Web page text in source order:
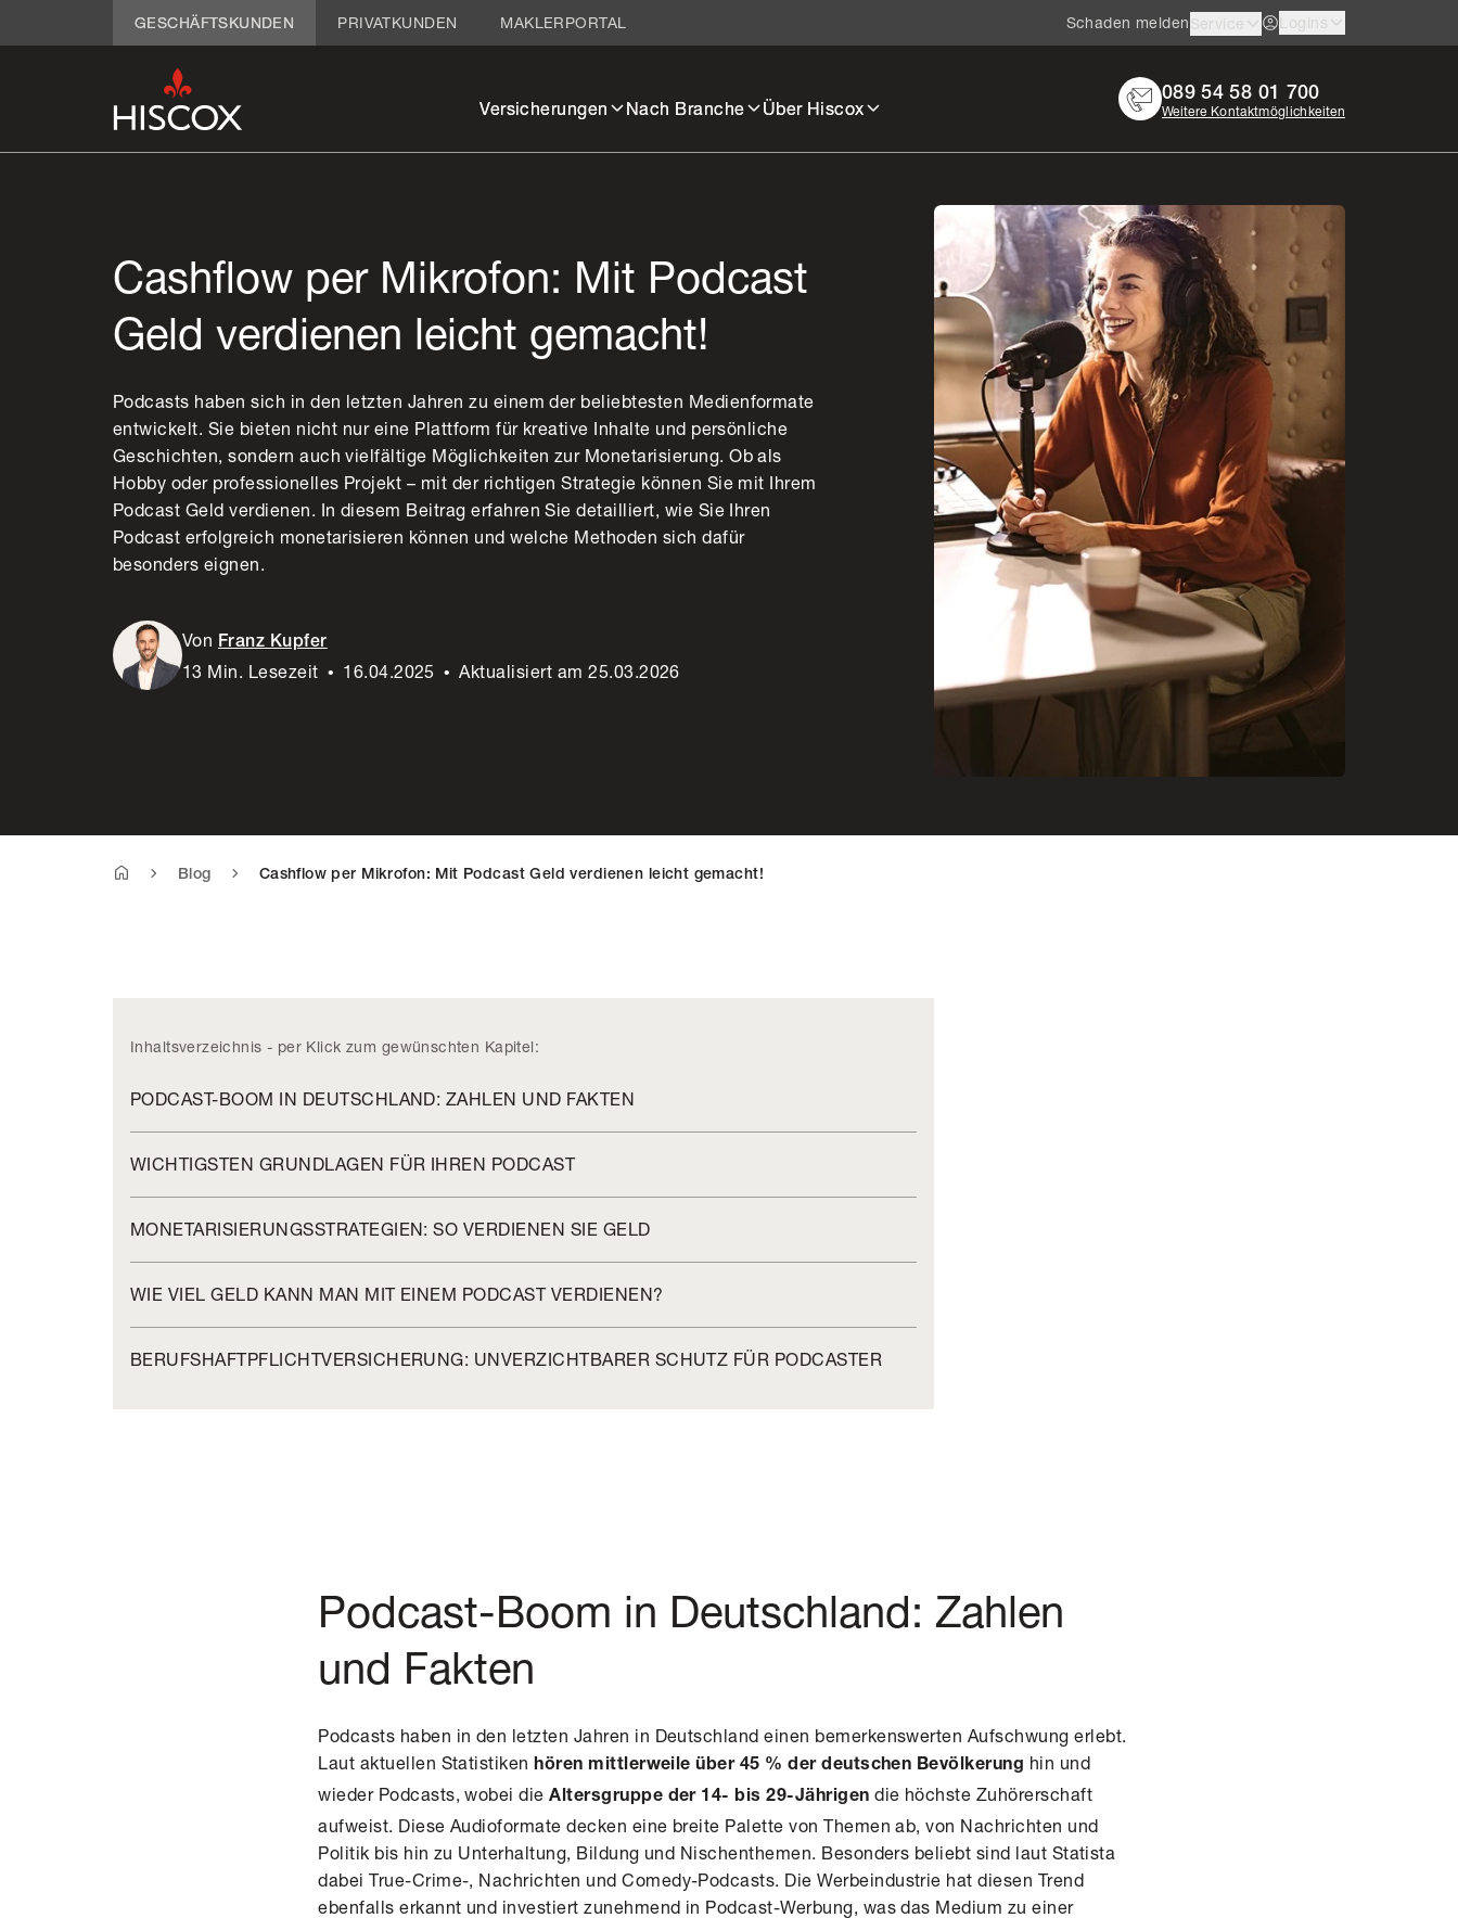
Versicherungen Nach Branche Über Hiscox
089 54 58 01 700
Weitere Kontaktmöglichkeiten
GESCHÄFTSKUNDEN PRIVATKUNDEN MAKLERPORTAL Schaden meldenService Logins
Cashflow per Mikrofon: Mit Podcast
Geld verdienen leicht gemacht!
Podcasts haben sich in den letzten Jahren zu einem der beliebtesten Medienformate
entwickelt. Sie bieten nicht nur eine Plattform für kreative Inhalte und persönliche
Geschichten, sondern auch vielfältige Möglichkeiten zur Monetarisierung. Ob als
Hobby oder professionelles Projekt – mit der richtigen Strategie können Sie mit Ihrem
Podcast Geld verdienen. In diesem Beitrag erfahren Sie detailliert, wie Sie Ihren
Podcast erfolgreich monetarisieren können und welche Methoden sich dafür
besonders eignen.
Von Franz Kupfer
13 Min. Lesezeit • 16.04.2025 • Aktualisiert am 25.03.2026
Blog Cashflow per Mikrofon: Mit Podcast Geld verdienen leicht gemacht!
Inhaltsverzeichnis - per Klick zum gewünschten Kapitel:
PODCAST-BOOM IN DEUTSCHLAND: ZAHLEN UND FAKTEN
WICHTIGSTEN GRUNDLAGEN FÜR IHREN PODCAST
MONETARISIERUNGSSTRATEGIEN: SO VERDIENEN SIE GELD
WIE VIEL GELD KANN MAN MIT EINEM PODCAST VERDIENEN?
BERUFSHAFTPFLICHTVERSICHERUNG: UNVERZICHTBARER SCHUTZ FÜR PODCASTER
Podcast-Boom in Deutschland: Zahlen
und Fakten
Podcasts haben in den letzten Jahren in Deutschland einen bemerkenswerten Aufschwung erlebt.
Laut aktuellen Statistiken hören mittlerweile über 45 % der deutschen Bevölkerung hin und
wieder Podcasts, wobei dieAltersgruppe der 14- bis 29-Jährigen die höchste Zuhörerschaft
aufweist. Diese Audioformate decken eine breite Palette von Themen ab, von Nachrichten und
Politik bis hin zu Unterhaltung, Bildung und Nischenthemen. Besonders beliebt sind laut Statista
dabei True-Crime-, Nachrichten und Comedy-Podcasts. Die Werbeindustrie hat diesen Trend
ebenfalls erkannt und investiert zunehmend in Podcast-Werbung, was das Medium zu einer